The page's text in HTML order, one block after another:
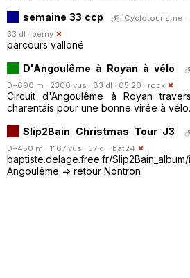
semaine 33 ccp
Cyclotourisme ·
33 dl · berny
parcours valloné
D'Angoulême à Royan à vélo
D+690 m · 2300 vus · 83 dl · 05:20 · rock
Circuit d'Angoulême à Royan
charentais pour une bonne virée à vélo.
Slip2Bain Christmas Tour J3
D+450 m · 1167 vus · 57 dl · bat24
baptiste.delage.free.fr/
Angoulême => retour Nontron